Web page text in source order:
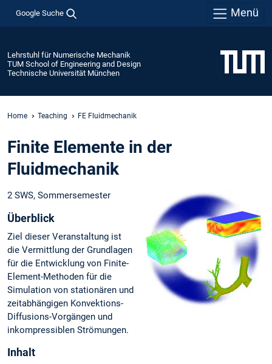
Google Suche Menü
Lehrstuhl für Numerische Mechanik
TUM School of Engineering and Design
Technische Universität München
Home Teaching FE Fluidmechanik
Finite Elemente in der
Fluidmechanik
2 SWS, Sommersemester
Überblick
Ziel dieser Veranstaltung ist
die Vermittlung der Grundlagen
für die Entwicklung von Finite-
Element-Methoden für die
Simulation von stationären und
zeitabhängigen Konvektions-
Diffusions-Vorgängen und
inkompressiblen Strömungen.
Inhalt